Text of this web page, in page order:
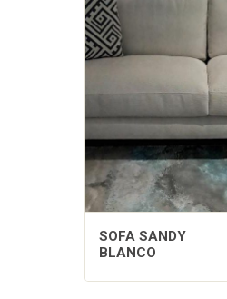
SOFA SANDY
BLANCO